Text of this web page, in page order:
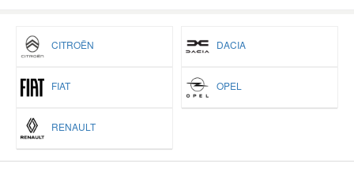
CITROËN DACIA
FIAT OPEL
RENAULT